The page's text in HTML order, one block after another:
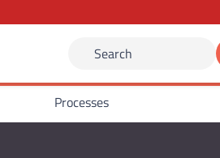
Search
Processes